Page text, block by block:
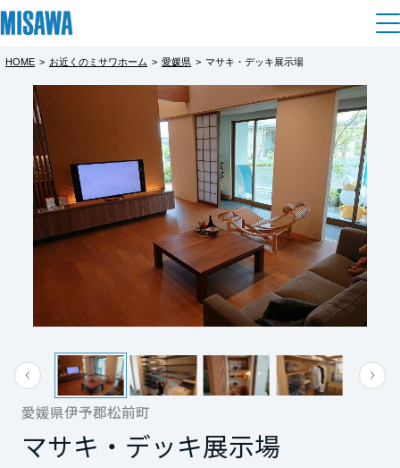
住まい
建てる
商品ラインアップ
デザイン
テクノロジー（住まいの性能）
デザイナーズギャラリー
インテリア
住まいづくりガイド
土地活用
個人のお客さま
賃貸住宅
店舗・各種施設
土地活用モデルルーム見学
土地活用実例
リフォーム
戸建て・マンション
リフォームの流れ
リフォームメニュー
リフォーム事例
まちづくり
複合開発事業（ASMACI-アスマチ-）
再開発・官民連携事業
分譲マンション開発事業
オーナーサポート
サポートメニュー
住まいるりんぐ（ロングサポート）
企 業・IR情報
企業・IR
展示場・イベント情報
カタログ請求
HOME > お近くのミサワホーム > 愛媛県 > マサキ・デッキ展示場
愛媛県伊予郡松前町
マサキ・デッキ展示場
都道府県を選択
北海道
北海道
岩手県
宮城県